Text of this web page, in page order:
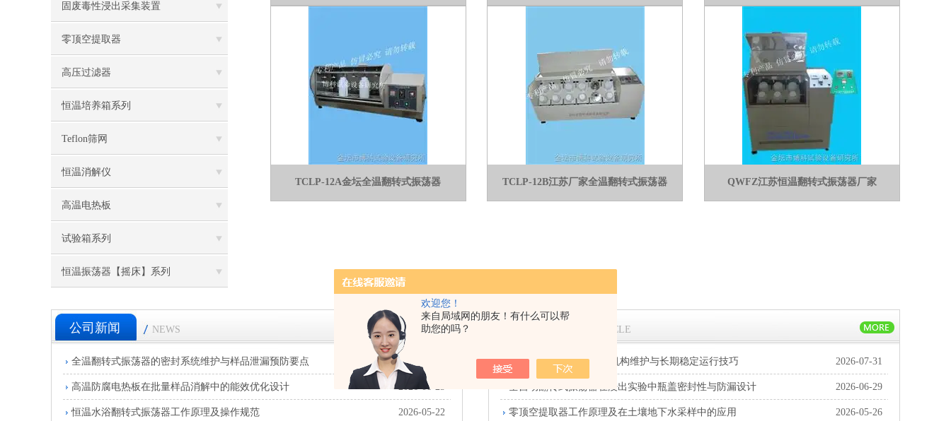
欢迎您！
来自局域网的朋友！有什么可以帮
助您的吗？
固废毒性浸出采集装置
零顶空提取器
高压过滤器
恒温培养箱系列
Teflon筛网
恒温消解仪
高温电热板
试验箱系列
恒温振荡器【摇床】系列
TCLP-12A金坛全温翻转式振荡器 TCLP-12B江苏厂家全温翻转式振荡器 QWFZ江苏恒温翻转式振荡器厂家
公司新闻 NEWS
全温翻转式振荡器的密封系统维护与样品泄漏预防要点 2026-07-28
高温防腐电热板在批量样品消解中的能效优化设计 2026-06-25
恒温水浴翻转式振荡器工作原理及操作规范 2026-05-22
ARTICLE
FZ翻转式振荡器的翻转机构维护与长期稳定运行技巧 2026-07-31
全自动翻转式振荡器在浸出实验中瓶盖密封性与防漏设计 2026-06-29
零顶空提取器工作原理及在土壤地下水采样中的应用 2026-05-26